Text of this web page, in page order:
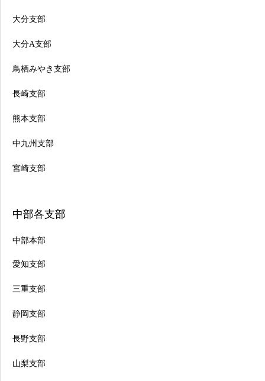
大分支部
大分A支部
鳥栖みやき支部
長崎支部
熊本支部
中九州支部
宮崎支部
中部各支部
中部本部
愛知支部
三重支部
静岡支部
長野支部
山梨支部